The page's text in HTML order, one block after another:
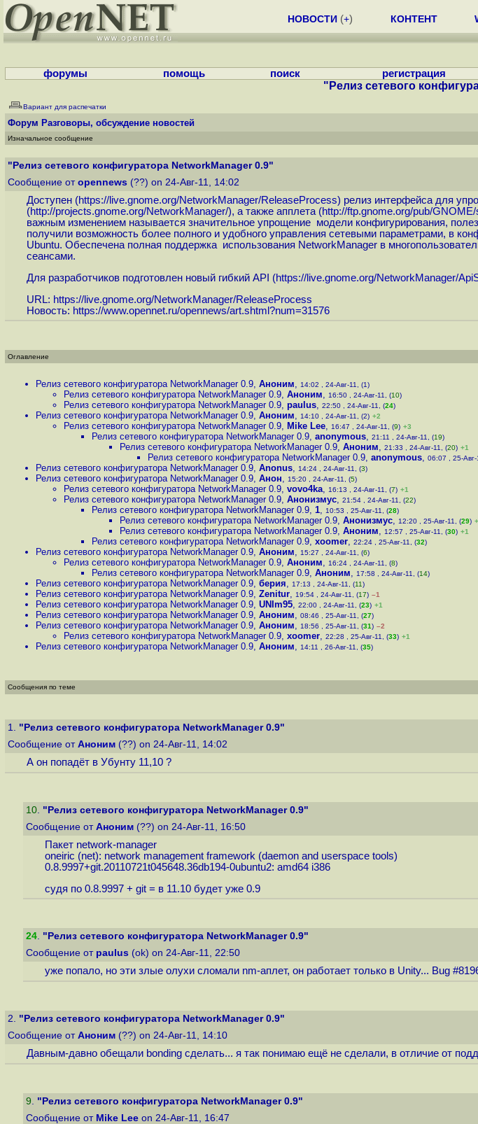
НОВОСТИ (+) КОНТЕНТ
форумы помощь поиск регистрация
"Релиз сетевого
Вариант для распечатки
Форум Разговоры, обсуждение новостей
Изначальное сообщение
"Релиз сетевого конфигуратора NetworkManager 0.9"
Сообщение от opennews (??) on 24-Авг-11, 14:02
Доступен (https://live.gnome.org/NetworkManager/ReleaseProcess) релиз интерфейса для
(http://projects.gnome.org/NetworkManager/), а также апплета (http://ftp.gnome.org/pub/
важным изменением называется значительное упрощение модели конфигурирования,
получили возможность более полного и удобного управления сетевыми параметрами, в
Ubuntu. Обеспечена полная поддержка использования NetworkManager в
сеансами.
Для разработчиков подготовлен новый гибкий API (https://live.gnome.org/NetworkManager/
URL: https://live.gnome.org/NetworkManager/ReleaseProcess
Новость: https://www.opennet.ru/opennews/art.shtml?num=31576
Оглавление
Релиз сетевого конфигуратора NetworkManager 0.9, Аноним, 14:02 , 24-Авг-11, (1)
Релиз сетевого конфигуратора NetworkManager 0.9, Аноним, 16:50 , 24-Авг-11, (10)
Релиз сетевого конфигуратора NetworkManager 0.9, paulus, 22:50 , 24-Авг-11, (24)
Релиз сетевого конфигуратора NetworkManager 0.9, Аноним, 14:10 , 24-Авг-11, (2) +2
Релиз сетевого конфигуратора NetworkManager 0.9, Mike Lee, 16:47 , 24-Авг-11, (9) +3
Релиз сетевого конфигуратора NetworkManager 0.9, anonymous, 21:11 , 24-Авг-11, (19)
Релиз сетевого конфигуратора NetworkManager 0.9, Аноним, 21:33 , 24-Авг-11, (20) +1
Релиз сетевого конфигуратора NetworkManager 0.9, anonymous, 06:07 , 25-Авг-
Релиз сетевого конфигуратора NetworkManager 0.9, Anonus, 14:24 , 24-Авг-11, (3)
Релиз сетевого конфигуратора NetworkManager 0.9, Анон, 15:20 , 24-Авг-11, (5)
Релиз сетевого конфигуратора NetworkManager 0.9, vovo4ka, 16:13 , 24-Авг-11, (7) +1
Релиз сетевого конфигуратора NetworkManager 0.9, Анонизмус, 21:54 , 24-Авг-11, (22)
Релиз сетевого конфигуратора NetworkManager 0.9, 1, 10:53 , 25-Авг-11, (28)
Релиз сетевого конфигуратора NetworkManager 0.9, Анонизмус, 12:20 , 25-Авг-11, (29)
Релиз сетевого конфигуратора NetworkManager 0.9, Аноним, 12:57 , 25-Авг-11, (30) +1
Релиз сетевого конфигуратора NetworkManager 0.9, xoomer, 22:24 , 25-Авг-11, (32)
Релиз сетевого конфигуратора NetworkManager 0.9, Аноним, 15:27 , 24-Авг-11, (6)
Релиз сетевого конфигуратора NetworkManager 0.9, Аноним, 16:24 , 24-Авг-11, (8)
Релиз сетевого конфигуратора NetworkManager 0.9, Аноним, 17:58 , 24-Авг-11, (14)
Релиз сетевого конфигуратора NetworkManager 0.9, берия, 17:13 , 24-Авг-11, (11)
Релиз сетевого конфигуратора NetworkManager 0.9, Zenitur, 19:54 , 24-Авг-11, (17) –1
Релиз сетевого конфигуратора NetworkManager 0.9, UNIm95, 22:00 , 24-Авг-11, (23) +1
Релиз сетевого конфигуратора NetworkManager 0.9, Аноним, 08:46 , 25-Авг-11, (27)
Релиз сетевого конфигуратора NetworkManager 0.9, Аноним, 18:56 , 25-Авг-11, (31) –2
Релиз сетевого конфигуратора NetworkManager 0.9, xoomer, 22:28 , 25-Авг-11, (33) +1
Релиз сетевого конфигуратора NetworkManager 0.9, Аноним, 14:11 , 26-Авг-11, (35)
Сообщения по теме
1. "Релиз сетевого конфигуратора NetworkManager 0.9"
Сообщение от Аноним (??) on 24-Авг-11, 14:02
А он попадёт в Убунту 11,10 ?
10. "Релиз сетевого конфигуратора NetworkManager 0.9"
Сообщение от Аноним (??) on 24-Авг-11, 16:50
Пакет network-manager
oneiric (net): network management framework (daemon and userspace tools)
0.8.9997+git.20110721t045648.36db194-0ubuntu2: amd64 i386
судя по 0.8.9997 + git = в 11.10 будет уже 0.9
24. "Релиз сетевого конфигуратора NetworkManager 0.9"
Сообщение от paulus (ok) on 24-Авг-11, 22:50
уже попало, но эти злые олухи сломали nm-аплет, он работает только в Unity... Bug
2. "Релиз сетевого конфигуратора NetworkManager 0.9"
Сообщение от Аноним (??) on 24-Авг-11, 14:10
Давным-давно обещали bonding сделать... я так понимаю ещё не сделали, в отличие от
9. "Релиз сетевого конфигуратора NetworkManager 0.9"
Сообщение от Mike Lee on 24-Авг-11, 16:47